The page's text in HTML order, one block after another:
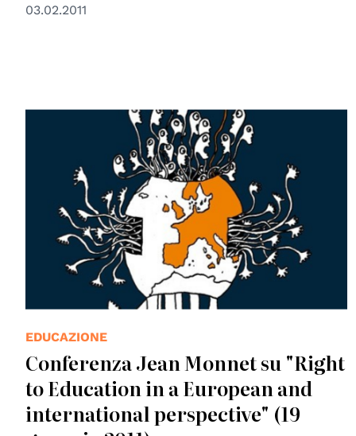
03.02.2011
© Laurens Bekemans
EDUCAZIONE
Conferenza Jean Monnet su "Right
to Education in a European and
international perspective" (19